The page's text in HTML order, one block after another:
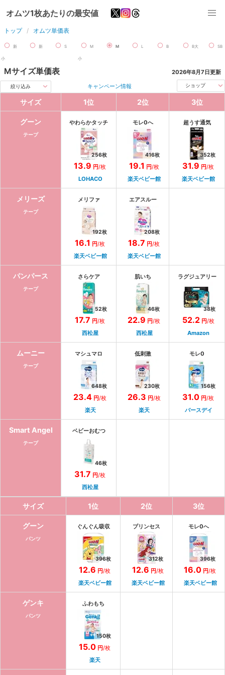
オムツ1枚あたりの最安値
トップ オムツ単価表
新
小
新 S M
小
M L B B大 SB
Mサイズ単価表 2026年8月7日更新
絞り込み キャンペーン情報 ショップ
サイズ 1位 2位 3位
グーン
テープ
やわらかタッチ
256枚
13.9 円/枚
LOHACO
モレ0へ
416枚
19.1 円/枚
楽天ベビー館
超うす通気
352枚
31.9 円/枚
楽天ベビー館
メリーズ
テープ
メリファ
192枚
16.1 円/枚
楽天ベビー館
エアスルー
208枚
18.7 円/枚
楽天ベビー館
パンパース
テープ
さらケア
52枚
17.7 円/枚
西松屋
肌いち
46枚
22.9 円/枚
西松屋
ラグジュアリー
38枚
52.2 円/枚
Amazon
ムーニー
テープ
マシュマロ
648枚
23.4 円/枚
楽天
低刺激
230枚
26.3 円/枚
楽天
モレ0
156枚
31.0 円/枚
バースデイ
Smart Angel
テープ
ベビーおむつ
46枚
31.7 円/枚
西松屋
サイズ 1位 2位 3位
グーン
パンツ
ぐんぐん吸収
396枚
12.6 円/枚
楽天ベビー館
プリンセス
312枚
12.6 円/枚
楽天ベビー館
モレ0へ
396枚
16.0 円/枚
楽天ベビー館
ゲンキ
パンツ
ふわもち
150枚
15.0 円/枚
楽天